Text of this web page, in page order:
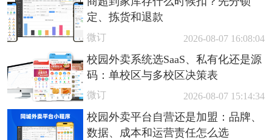
定、拣货和退款
微订 2026-08-07 16:08:04
校园外卖系统选SaaS、私有化还是源
码：单校区与多校区决策表
微订 2026-08-07 15:14:34
校园外卖平台自营还是加盟：品牌、
数据、成本和运营责任怎么选